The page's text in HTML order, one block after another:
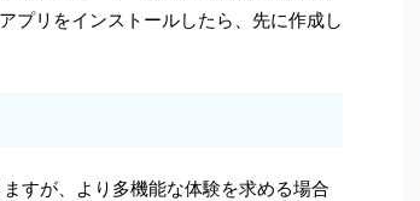
プリをインストールしたら、先に作成し
すが、より多機能な体験を求める場合